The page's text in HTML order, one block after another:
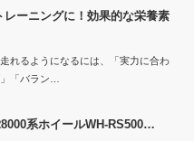
レーニングに！効果的な栄養素
れるようになるには、「実力に合わ
「バラン…
系ホイールWH-RS500…